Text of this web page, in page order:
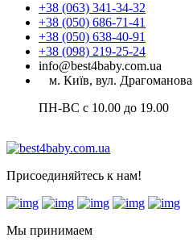
+38 (063) 341-34-32
+38 (050) 686-71-41
+38 (050) 638-40-91
+38 (098) 219-25-24
info@best4baby.com.ua
м. Київ, вул.
ПН-ВС с 10.00 до 19.00
Присоединяйтесь к нам!
Мы принимаем